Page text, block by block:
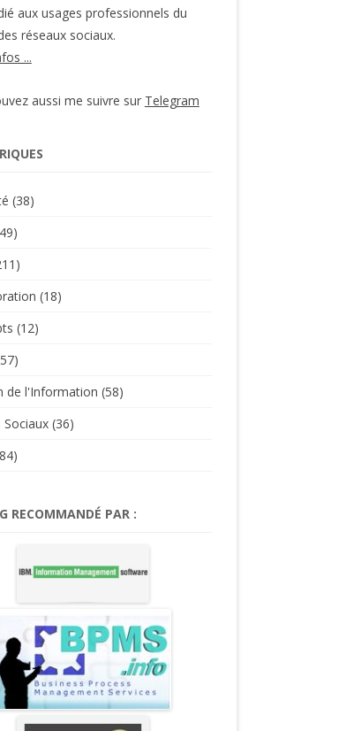
aux usages professionnels du
réseaux sociaux.
...
aussi me suivre sur Telegram
(38)
(18)
(12)
de l'Information (58)
Sociaux(36)
RECOMMANDÉ PAR :